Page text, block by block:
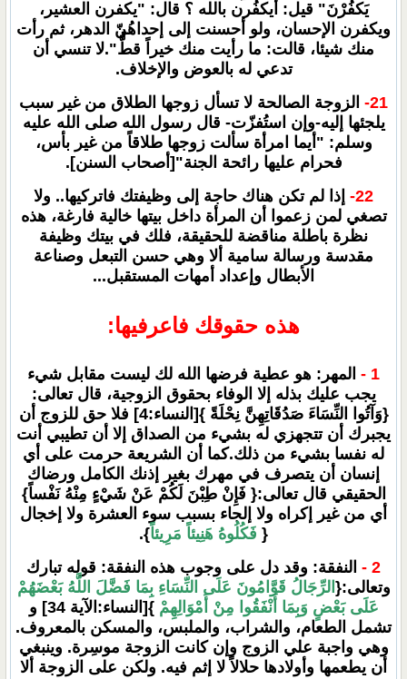
يَكفُرْنَ" قيل: أيكفُرن بالله ؟ قال: "يكفرن العشير،
ويكفرن الإحسان، ولو أحسنت إلى إحداهُنّ الدهر، ثم رأت
منك شيئا، قالت: ما رأيت منك خيراً قطُّ".لا تنسي أن
تدعي له بالعوض والإخلاف.
21-
الزوجة الصالحة لا تسأل زوجها الطلاق من غير سبب
يلجئها إليه-وإن استُفزّت- قال رسول الله صلى الله عليه
وسلم: "أيما امرأة سألت زوجها طلاقاً من غير بأس،
فحرام عليها رائحة الجنة"[أصحاب السنن].
22-
إذا لم تكن هناك حاجة إلى وظيفتك فاتركيها.. ولا
تصغي لمن زعموا أن المرأة داخل بيتها خالية فارغة، هذه
نظرة باطلة مناقضة للحقيقة، فلك في بيتك وظيفة
مقدسة ورسالة سامية ألا وهي حسن التبعل وصناعة
الأبطال وإعداد أمهات المستقبل...
هذه حقوقك فاعرفيها:
1 -
المهر: هو عطية فرضها الله لك ليست مقابل شيء
يجب عليك بذله إلا الوفاء بحقوق الزوجية، قال تعالى:
{وَآتُوا النِّسَاءَ صَدُقَاتِهِنَّ نِحْلَةً }[النساء:4] فلا حق للزوج أن
يجبرك أن تتجهزي له بشيء من الصداق إلا أن تطيبي أنت
له نفسا بشيء من ذلك.كما أن الشريعة حرمت على أي
إنسان أن يتصرف في مهرك بغير إذنك الكامل ورضاك
الحقيقي قال تعالى:{ فَإِنْ طِبْنَ لَكُمْ عَنْ شَيْءٍ مِنْهُ نَفْساً}
أي من غير إكراه ولا إلجاء بسبب سوء العشرة ولا إخجال
{ فَكُلُوهُ هَنِيئاً مَرِيئاً}.
2 -
النفقة: وقد دل على وجوب هذه النفقة: قوله تبارك
وتعالى:{ الرِّجَالُ قَوَّامُونَ عَلَى النِّسَاءِ بِمَا فَضَّلَ اللَّهُ بَعْضَهُمْ
عَلَى بَعْضٍ وَبِمَا أَنْفَقُوا مِنْ أَمْوَالِهِمْ
}[النساء:الآية 34] و
تشمل الطعام، والشراب، والملبس، والمسكن بالمعروف.
وهي واجبة علي الزوج وإن كانت الزوجة موسِرة. وينبغي
أن يطعمها وأولادها حلالاً لا إثم فيه. ولكن على الزوجة ألا